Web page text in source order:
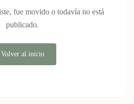
fue movido o todavía no está
publicado.
Volver al inicio